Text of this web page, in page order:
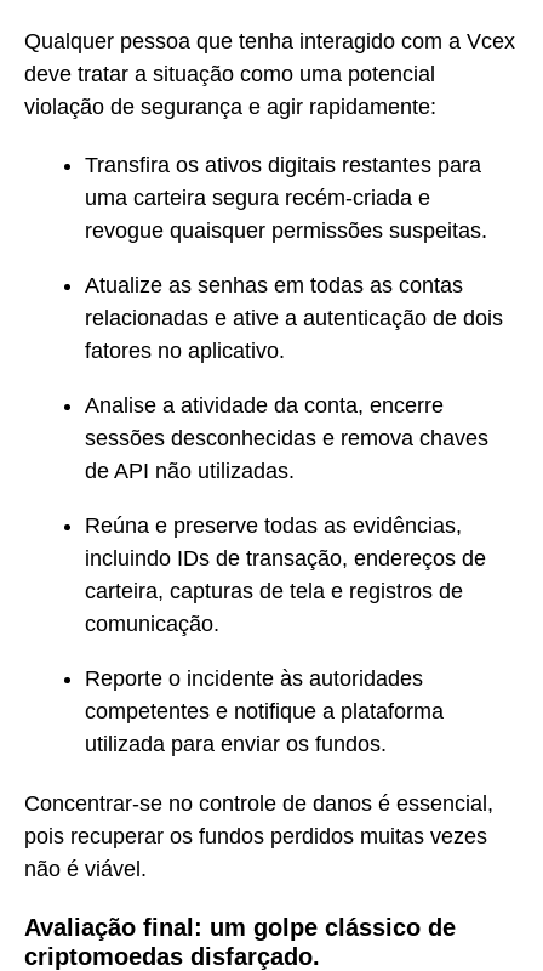
Qualquer pessoa que tenha interagido com a Vcex
deve tratar a situação como uma potencial
violação de segurança e agir rapidamente:
Transfira os ativos digitais restantes para
uma carteira segura recém-criada e
revogue quaisquer permissões suspeitas.
Atualize as senhas em todas as contas
relacionadas e ative a autenticação de dois
fatores no aplicativo.
Analise a atividade da conta, encerre
sessões desconhecidas e remova chaves
de API não utilizadas.
Reúna e preserve todas as evidências,
incluindo IDs de transação, endereços de
carteira, capturas de tela e registros de
comunicação.
Reporte o incidente às autoridades
competentes e notifique a plataforma
utilizada para enviar os fundos.
Concentrar-se no controle de danos é essencial,
pois recuperar os fundos perdidos muitas vezes
não é viável.
Avaliação final: um golpe clássico de
criptomoedas disfarçado.